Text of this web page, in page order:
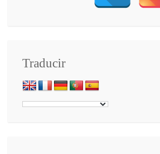
Traducir